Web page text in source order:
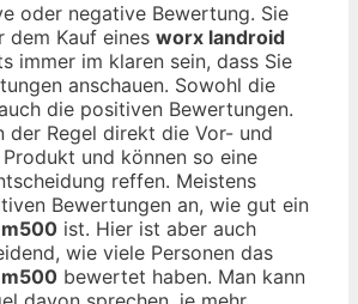
oder negative Bewertung. Sie
dem Kauf eines worx landroid
immer im klaren sein, dass Sie
anschauen. Sowohl die
die positiven Bewertungen.
der Regel direkt die Vor- und
und können so eine
reffen. Meistens
Bewertungen an, wie gut ein
ist. Hier ist aber auch
wie viele Personen das
bewertet haben. Man kann